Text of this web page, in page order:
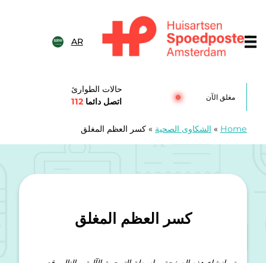
AR
مغلق الآن
حالات الطوارئ
اتصل دائما 112
Home
» الشكاوى الصحية » كسر العظم المغلق
كسر العظم المغلق